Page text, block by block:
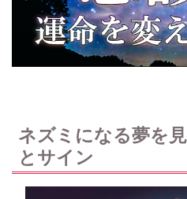
ネズミになる夢を
とサイン